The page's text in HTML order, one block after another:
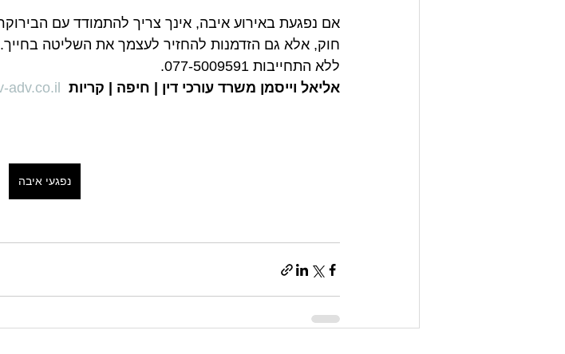
אם נפגעת באירוע איבה, אינך צריך להתמודד עם
חוק, אלא גם הזדמנות להחזיר לעצמך את השליטה בחייך.
ללא התחייבות 077-5009591.
אליאל וייסמן משרד עורכי דין | חיפה | קריות
adv.co.il
נפגעי איבה